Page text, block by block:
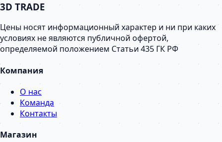
3D TRADE
Цены носят информационный характер и ни при каких
условиях не являются публичной офертой,
определяемой положением Статьи 435 ГК РФ
Компания
О нас
Команда
Контакты
Магазин